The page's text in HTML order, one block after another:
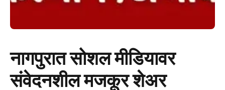
नागपुरात सोशल मीडियावर
संवेदनशील मजकूर शेअर